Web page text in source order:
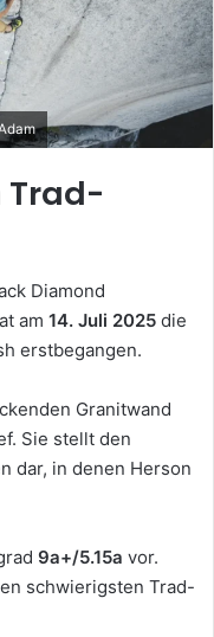
Trad-
Diamond
am 14. Juli 2025 die
erstbegangen.
Granitwand
. Sie stellt den
dar, in denen Herson
9a+/5.15a vor.
schwierigsten Trad-